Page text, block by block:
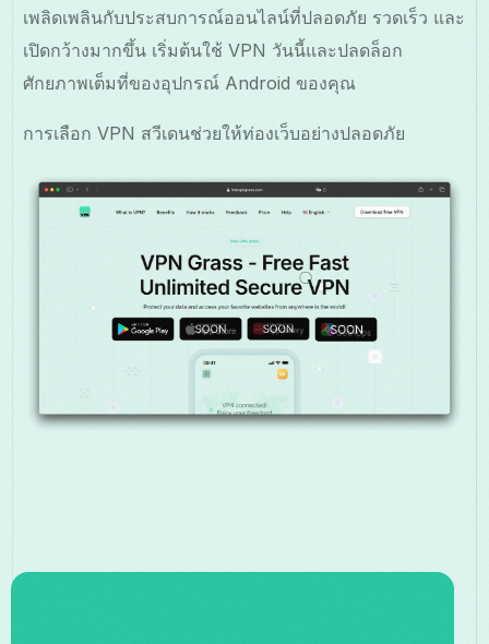
เพลิดเพลินกับประสบการณ์ออนไลน์ที่ปลอดภัย รวดเร็ว และ
เปิดกว้างมากขึ้น เริ่มต้นใช้ VPN วันนี้และปลดล็อก
ศักยภาพเต็มที่ของอุปกรณ์ Android ของคุณ
การเลือก VPN สวีเดนช่วยให้ท่องเว็บอย่างปลอดภัย